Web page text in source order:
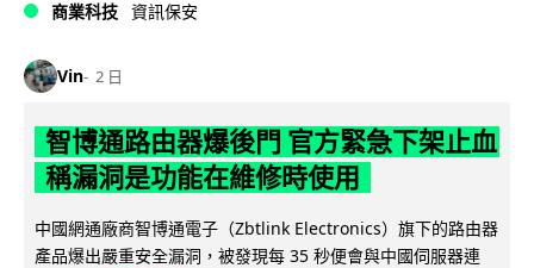
商業科技 資訊保安
Vin 2 日
智博通路由器爆後門 官方緊急下架止血
稱漏洞是功能在維修時使用
中國網通廠商智博通電子（Zbtlink Electronics）旗下的路由器
產品爆出嚴重安全漏洞，被發現每 35 秒便會與中國伺服器連